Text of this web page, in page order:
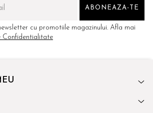
cu promotiile magazinului. Afla mai
Confidentialitate